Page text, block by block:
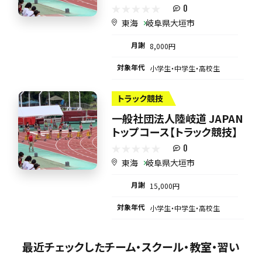
0
東海 岐阜県大垣市
月謝 8,000円
対象年代 小学生・中学生・高校生
トラック競技
一般社団法人陸岐道 JAPAN
トップコース【トラック競技】
0
東海 岐阜県大垣市
月謝 15,000円
対象年代 小学生・中学生・高校生
最近チェックしたチーム・スクール・教室・習い